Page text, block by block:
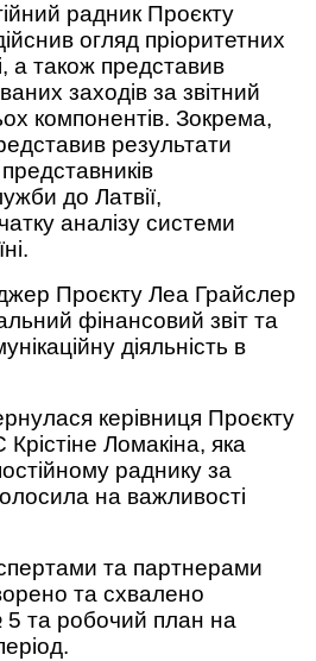
радник Проєкту
огляд пріоритетних
а також представив
заходів за звітний
компонентів. Зокрема,
результати
до Латвії,
аналізу системи
Проєкту Леа Грайслер
фінансовий звіт та
діяльність в
керівниця Проєкту
Ломакіна, яка
раднику за
на важливості
та партнерами
та схвалено
5 та робочий план на